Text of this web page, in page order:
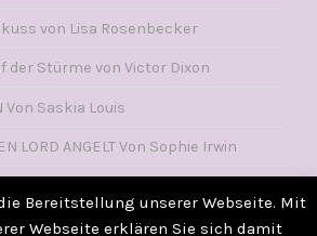
von Lisa Rosenbecker
der Stürme von Victor Dixon
Von Saskia Louis
LORD ANGELT Von Sophie Irwin
Bereitstellung unserer Webseite. Mit
Webseite erklären Sie sich damit